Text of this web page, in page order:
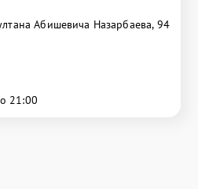
Абишевича Назарбаева, 94
21:00